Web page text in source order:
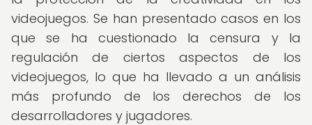
videojuegos. Se han presentado casos en los
que se ha cuestionado la censura y la
regulación de ciertos aspectos de los
videojuegos, lo que ha llevado a un análisis
más profundo de los derechos de los
desarrolladores y jugadores.